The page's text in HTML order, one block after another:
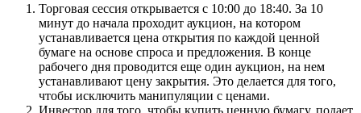
Торговая сессия открывается с 10:00 до 18:40. За 10
минут до начала проходит аукцион, на котором
устанавливается цена открытия по каждой ценной
бумаге на основе спроса и предложения. В конце
рабочего дня проводится еще один аукцион, на нем
устанавливают цену закрытия. Это делается для того,
чтобы исключить манипуляции с ценами.
Инвестор для того, чтобы купить ценную бумагу, подает